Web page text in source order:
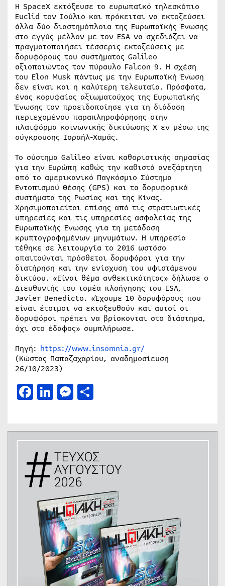
Η SpaceX εκτόξευσε το ευρωπαϊκό τηλεσκόπιο
Euclid τον Ιούλιο και πρόκειται να εκτοξεύσει
άλλα δύο διαστημόπλοια της Ευρωπαϊκής Ένωσης
στο εγγύς μέλλον με τον ESA να σχεδιάζει να
πραγματοποιήσει τέσσερις εκτοξεύσεις με
δορυφόρους του συστήματος Galileo
αξιοποιώντας τον πύραυλο Falcon 9. Η σχέση
του Elon Musk πάντως με την Ευρωπαϊκή Ένωση
δεν είναι και η καλύτερη τελευταία. Πρόσφατα,
ένας κορυφαίος αξιωματούχος της Ευρωπαϊκής
Ένωσης τον προειδοποίησε για τη διάδοση
περιεχομένου παραπληροφόρησης στην
πλατφόρμα κοινωνικής δικτύωσης X εν μέσω της
σύγκρουσης Ισραήλ-Χαμάς.
Το σύστημα Galileo είναι καθοριστικής σημασίας
για την Ευρώπη καθώς την καθιστά ανεξάρτητη
από το αμερικανικό Παγκόσμιο Σύστημα
Εντοπισμού Θέσης (GPS) και τα δορυφορικά
συστήματα της Ρωσίας και της Κίνας.
Χρησιμοποιείται επίσης από τις στρατιωτικές
υπηρεσίες και τις υπηρεσίες ασφαλείας της
Ευρωπαϊκής Ένωσης για τη μετάδοση
κρυπτογραφημένων μηνυμάτων. Η υπηρεσία
τέθηκε σε λειτουργία το 2016 ωστόσο
απαιτούνται πρόσθετοι δορυφόροι για την
διατήρηση και την ενίσχυση του υφιστάμενου
δικτύου. «Είναι θέμα ανθεκτικότητας» δήλωσε ο
Διευθυντής του τομέα πλοήγησης του ESA,
Javier Benedicto. «Έχουμε 10 δορυφόρους που
είναι έτοιμοι να εκτοξευθούν και αυτοί οι
δορυφόροι πρέπει να βρίσκονται στο διάστημα,
όχι στο έδαφος» συμπλήρωσε.
Πηγή: https://www.insomnia.gr/
(Κώστας Παπαζαχαρίου, αναδημοσίευση
26/10/2023)
Facebook
LinkedIn
Messenger